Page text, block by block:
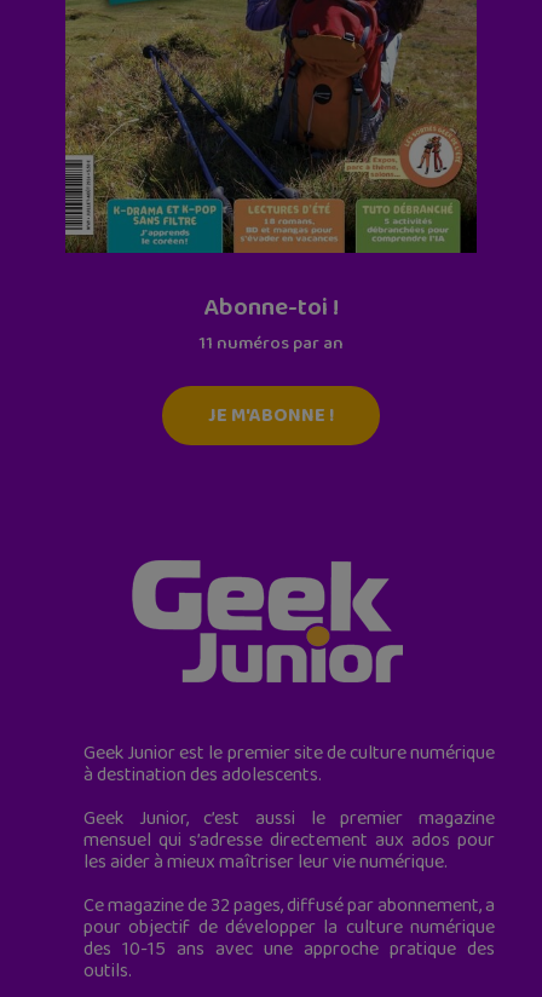
Abonne-toi !
11 numéros par an
JE M'ABONNE !
Geek Junior est le premier site de culture numérique
à destination des adolescents.
Geek Junior, c’est aussi le premier magazine
mensuel qui s’adresse directement aux ados pour
les aider à mieux maîtriser leur vie numérique.
Ce magazine de 32 pages, diffusé par abonnement, a
pour objectif de développer la culture numérique
des 10-15 ans avec une approche pratique des
outils.